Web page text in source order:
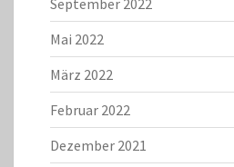
September 2022
Mai 2022
März 2022
Februar 2022
Dezember 2021